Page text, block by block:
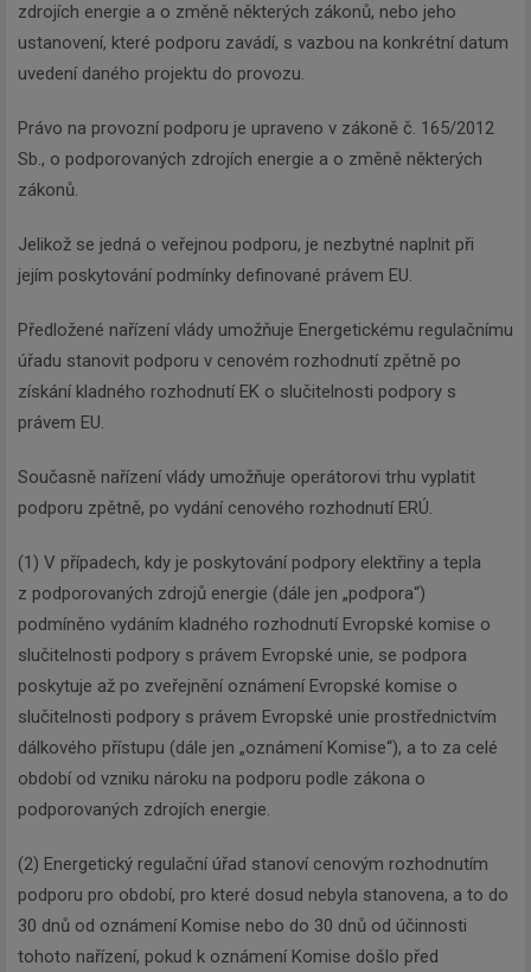
zdrojích energie a o změně některých zákonů, nebo jeho
ustanovení, které podporu zavádí, s vazbou na konkrétní datum
uvedení daného projektu do provozu.
Právo na provozní podporu je upraveno v zákoně č. 165/2012
Sb., o podporovaných zdrojích energie a o změně některých
zákonů.
Jelikož se jedná o veřejnou podporu, je nezbytné naplnit při
jejím poskytování podmínky definované právem EU.
Předložené nařízení vlády umožňuje Energetickému regulačnímu
úřadu stanovit podporu v cenovém rozhodnutí zpětně po
získání kladného rozhodnutí EK o slučitelnosti podpory s
právem EU.
Současně nařízení vlády umožňuje operátorovi trhu vyplatit
podporu zpětně, po vydání cenového rozhodnutí ERÚ.
(1) V případech, kdy je poskytování podpory elektřiny a tepla
z podporovaných zdrojů energie (dále jen „podpora“)
podmíněno vydáním kladného rozhodnutí Evropské komise o
slučitelnosti podpory s právem Evropské unie, se podpora
poskytuje až po zveřejnění oznámení Evropské komise o
slučitelnosti podpory s právem Evropské unie prostřednictvím
dálkového přístupu (dále jen „oznámení Komise“), a to za celé
období od vzniku nároku na podporu podle zákona o
podporovaných zdrojích energie.
(2) Energetický regulační úřad stanoví cenovým rozhodnutím
podporu pro období, pro které dosud nebyla stanovena, a to do
30 dnů od oznámení Komise nebo do 30 dnů od účinnosti
tohoto nařízení, pokud k oznámení Komise došlo před